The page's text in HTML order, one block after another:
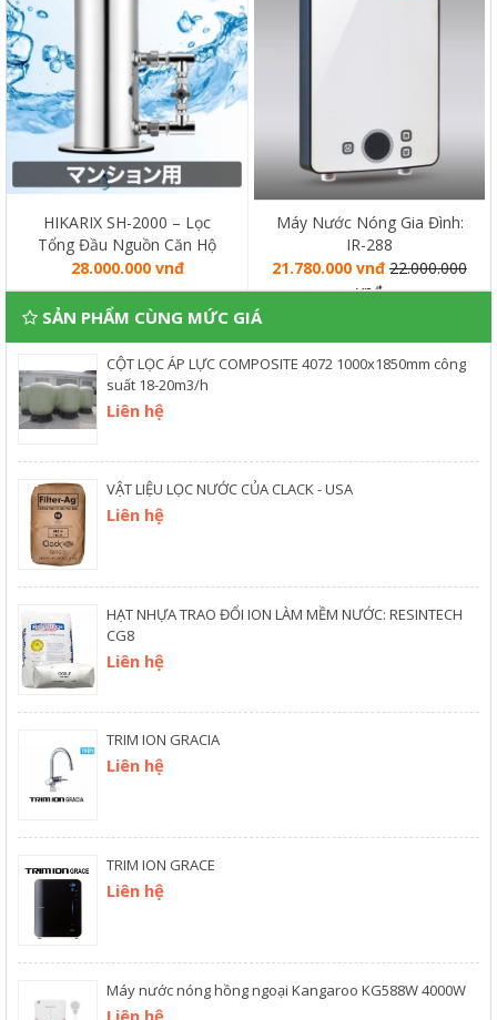
HIKARIX SH-2000 – Lọc
Tổng Đầu Nguồn Căn Hộ
Chung Cư
28.000.000 vnđ
Máy Nước Nóng Gia Đình:
IR-288
21.780.000 vnđ 22.000.000
vnđ
SẢN PHẨM CÙNG MỨC GIÁ
CỘT LỌC ÁP LỰC COMPOSITE 4072 1000x1850mm công
suất 18-20m3/h
Liên hệ
VẬT LIỆU LỌC NƯỚC CỦA CLACK - USA
Liên hệ
HẠT NHỰA TRAO ĐỔI ION LÀM MỀM NƯỚC: RESINTECH
CG8
Liên hệ
TRIM ION GRACIA
Liên hệ
TRIM ION GRACE
Liên hệ
Máy nước nóng hồng ngoại Kangaroo KG588W 4000W